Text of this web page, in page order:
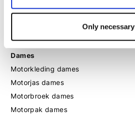
Only necessary
Motorlaarzen heren
Motorschoenen heren
Dames
Motorkleding dames
Motorjas dames
Motorbroek dames
Motorpak dames